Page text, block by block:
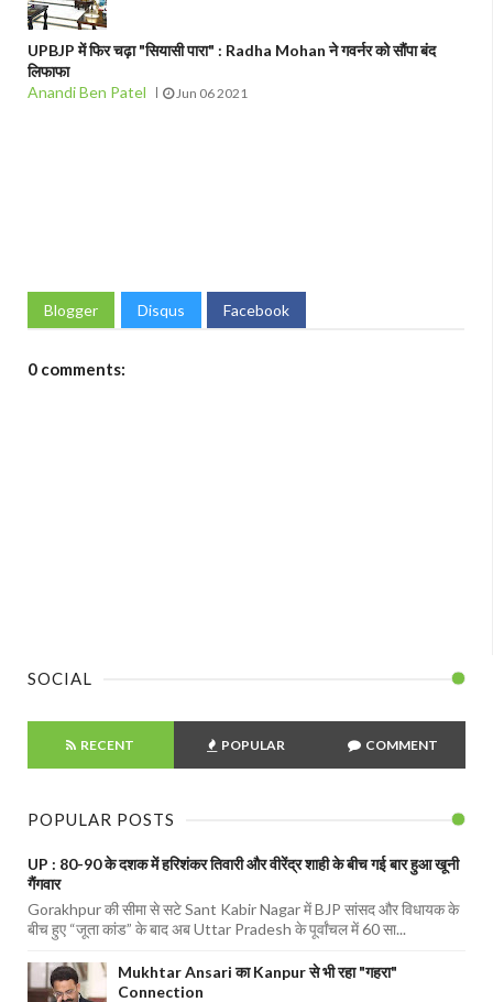
UPBJP में फिर चढ़ा "सियासी पारा" : Radha Mohan ने गवर्नर को सौंपा बंद
लिफाफा
Anandi Ben Patel
Jun 06 2021
Blogger Disqus Facebook
0 comments:
SOCIAL
RECENT POPULAR COMMENT
POPULAR POSTS
UP : 80-90 के दशक में हरिशंकर तिवारी और वीरेंद्र शाही के बीच गई बार हुआ खूनी
गैंगवार
Gorakhpur की सीमा से सटे Sant Kabir Nagar में BJP सांसद और विधायक के
बीच हुए “जूता कांड” के बाद अब Uttar Pradesh के पूर्वांचल में 60 सा...
Mukhtar Ansari का Kanpur से भी रहा "गहरा"
Connection